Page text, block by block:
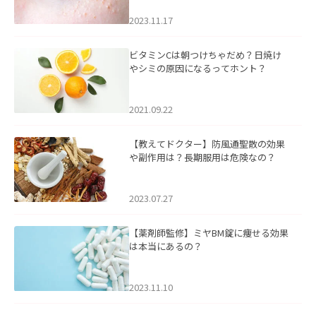
2023.11.17
ビタミンCは朝つけちゃだめ？日焼け
やシミの原因になるってホント？
2021.09.22
【教えてドクター】防風通聖散の効果
や副作用は？長期服用は危険なの？
2023.07.27
【薬剤師監修】ミヤBM錠に痩せる効果
は本当にあるの？
2023.11.10